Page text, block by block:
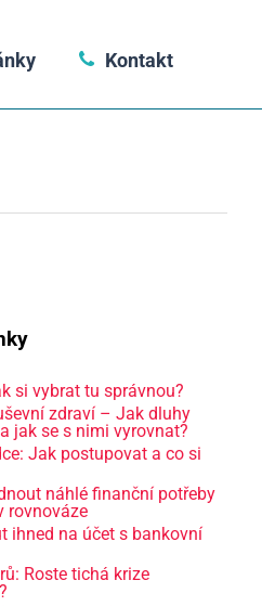
Kontakt
si vybrat tu správnou?
zdraví – Jak dluhy
jak se s nimi vyrovnat?
Jak postupovat a co si
náhlé finanční potřeby
rovnováze
ihned na účet s bankovní
Roste tichá krize